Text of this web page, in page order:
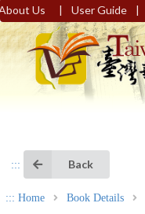
Us | User Guide |
::: Back
::: Home Book Details